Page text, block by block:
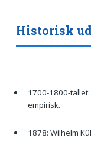
Historisk
1700-1800-
empirisk.
1878: Wilhelm